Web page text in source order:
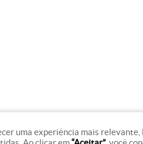
uma experiência mais relevante,